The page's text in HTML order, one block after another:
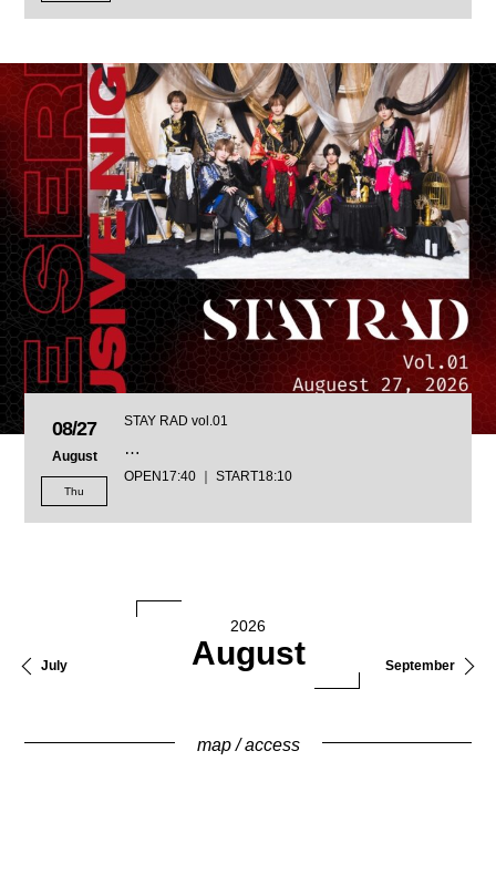
08/27
August
Thu
STAY RAD vol.01
…
OPEN17:40 ｜ START18:10
July
2026
August September
map / access